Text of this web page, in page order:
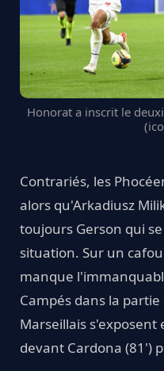
Honorat a inscrit le
Contrariés, les
alors qu'Arkadiusz
toujours Gerson qui
situation. Sur un
manque
Campés dans la
Marseillais s'exposent
devant Cardona (81')